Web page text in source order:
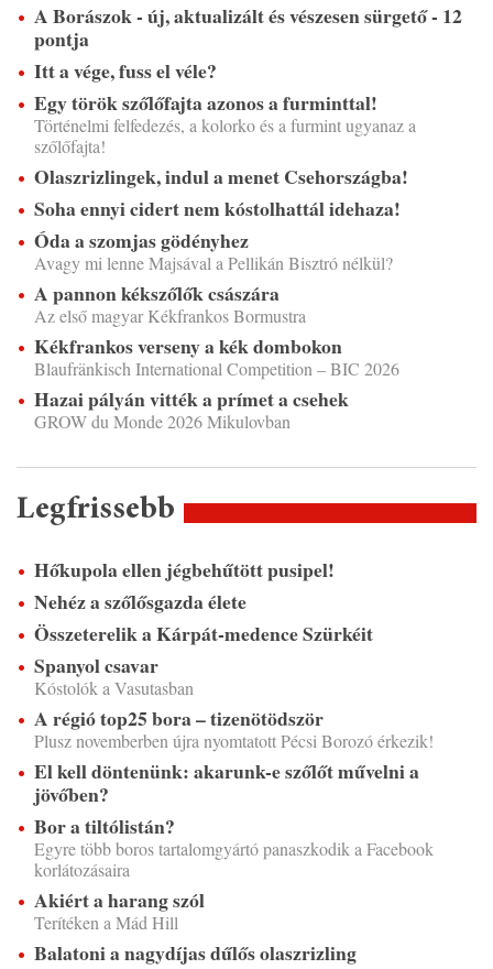
A Borászok - új, aktualizált és vészesen sürgető - 12
pontja
Itt a vége, fuss el véle?
Egy török szőlőfajta azonos a furminttal!
Történelmi felfedezés, a kolorko és a furmint ugyanaz a
szőlőfajta!
Olaszrizlingek, indul a menet Csehországba!
Soha ennyi cidert nem kóstolhattál idehaza!
Óda a szomjas gödényhez
Avagy mi lenne Majsával a Pellikán Bisztró nélkül?
A pannon kékszőlők császára
Az első magyar Kékfrankos Bormustra
Kékfrankos verseny a kék dombokon
Blaufränkisch International Competition – BIC 2026
Hazai pályán vitték a prímet a csehek
GROW du Monde 2026 Mikulovban
Legfrissebb
Hőkupola ellen jégbehűtött pusipel!
Nehéz a szőlősgazda élete
Összeterelik a Kárpát-medence Szürkéit
Spanyol csavar
Kóstolók a Vasutasban
A régió top25 bora – tizenötödször
Plusz novemberben újra nyomtatott Pécsi Borozó érkezik!
El kell döntenünk: akarunk-e szőlőt művelni a
jövőben?
Bor a tiltólistán?
Egyre több boros tartalomgyártó panaszkodik a Facebook
korlátozásaira
Akiért a harang szól
Terítéken a Mád Hill
Balatoni a nagydíjas dűlős olaszrizling